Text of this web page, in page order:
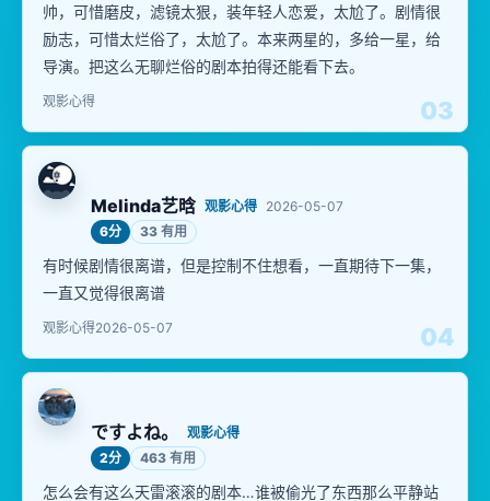
03
帅，可惜磨皮，滤镜太狠，装年轻人恋爱，太尬了。剧情很
励志，可惜太烂俗了，太尬了。本来两星的，多给一星，给
导演。把这么无聊烂俗的剧本拍得还能看下去。
观影心得
04
Melinda艺晗 观影心得 2026-05-07
6分
33 有用
有时候剧情很离谱，但是控制不住想看，一直期待下一集，
一直又觉得很离谱
观影心得2026-05-07
ですよね。
观影心得
2分
463 有用
怎么会有这么天雷滚滚的剧本…谁被偷光了东西那么平静站